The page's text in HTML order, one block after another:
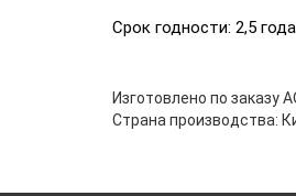
Срок годности: 2,5
Изготовлено по заказу
Страна производства: